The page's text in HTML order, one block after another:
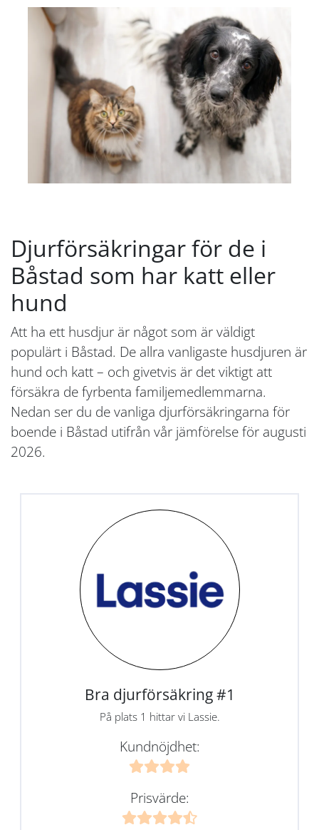
Djurförsäkringar för de i
Båstad som har katt eller
hund
Att ha ett husdjur är något som är väldigt
populärt i Båstad. De allra vanligaste husdjuren är
hund och katt – och givetvis är det viktigt att
försäkra de fyrbenta familjemedlemmarna.
Nedan ser du de vanliga djurförsäkringarna för
boende i Båstad utifrån vår jämförelse för augusti
2026.
Bra djurförsäkring #1
På plats 1 hittar vi Lassie.
Kundnöjdhet:
Prisvärde: